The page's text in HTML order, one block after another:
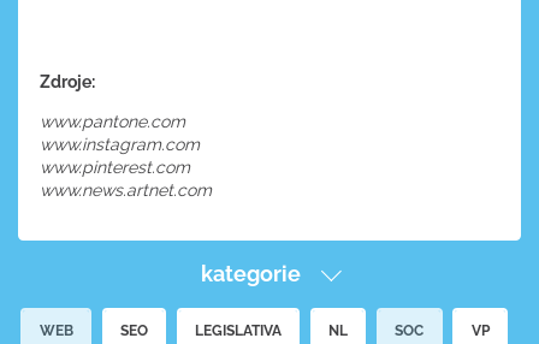
Zdroje:
www.pantone.com
www.instagram.com
www.pinterest.com
www.news.artnet.com
kategorie
WEB SEO LEGISLATIVA NL SOC VP